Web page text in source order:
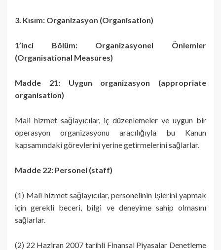
3. Kısım: Organizasyon (Organisation)
1’inci Bölüm: Organizasyonel Önlemler
(Organisational Measures)
Madde 21: Uygun organizasyon (appropriate
organisation)
Mali hizmet sağlayıcılar, iç düzenlemeler ve uygun bir
operasyon organizasyonu aracılığıyla bu Kanun
kapsamındaki görevlerini yerine getirmelerini sağlarlar.
Madde 22: Personel (staff)
(1) Mali hizmet sağlayıcılar, personelinin işlerini yapmak
için gerekli beceri, bilgi ve deneyime sahip olmasını
sağlarlar.
(2) 22 Haziran 2007 tarihli Finansal Piyasalar Denetleme